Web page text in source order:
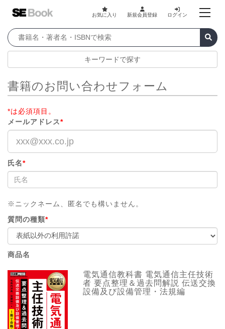
お気に入り 新規会員登録 ログイン
キーワードで探す
書籍のお問い合わせフォーム
*は必須項目。
メールアドレス*
氏名*
※ニックネーム、匿名でも構いません。
質問の種類*
商品名
電気通信教科書 電気通信主任技術
者 要点整理＆過去問解説 伝送交換
設備及び設備管理・法規編